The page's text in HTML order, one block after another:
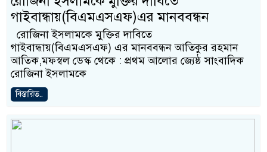
গাইবান্ধায়(বিএমএসএফ)এর মানববন্ধন
রোজিনা ইসলামকে মুক্তির দাবিতে
গাইবান্ধায়(বিএমএসএফ) এর মানববন্ধন আতিকুর রহমান
আতিক,মফস্বল ডেস্ক থেকে : প্রথম আলোর জ্যেষ্ঠ সাংবাদিক
রোজিনা ইসলামকে
বিস্তারিত..